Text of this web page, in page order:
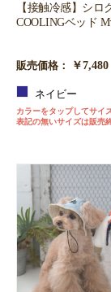
【接触冷感】シロ
COOLINGベッド
販売価格： ￥7,480
ネイビー
カラーをタップしてサイ
表記の無いサイズは販売